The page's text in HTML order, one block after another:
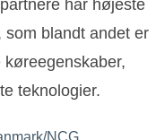
har højeste
blandt andet er
teknologier.